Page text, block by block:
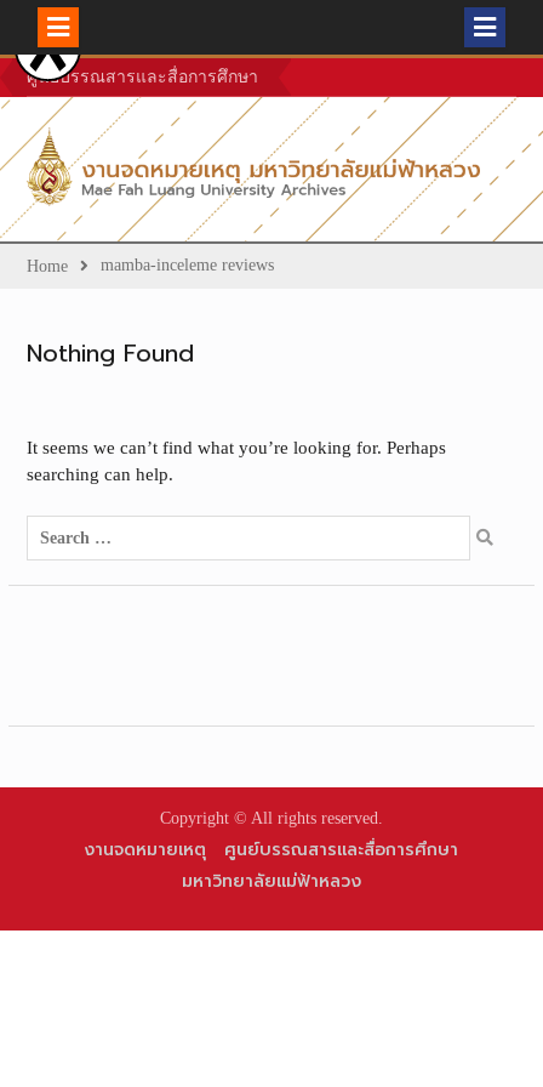
Skip
to
content
ศูนย์บรรณสารและสื่อการศึกษา
Home mamba-inceleme reviews
Nothing Found
It seems we can’t find what you’re looking for. Perhaps
searching can help.
Search
for:
Copyright © All rights reserved.
งานจดหมายเหตุ
ศูนย์บรรณสารและสื่อการศึกษา
มหาวิทยาลัยแม่ฟ้าหลวง